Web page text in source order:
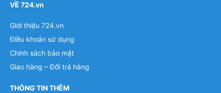
VỀ 724.vn
Giới thiệu 724.vn
Điều khoản sử dụng
Chính sách bảo mật
Giao hàng – Đổi trả hàng
THÔNG TIN THÊM